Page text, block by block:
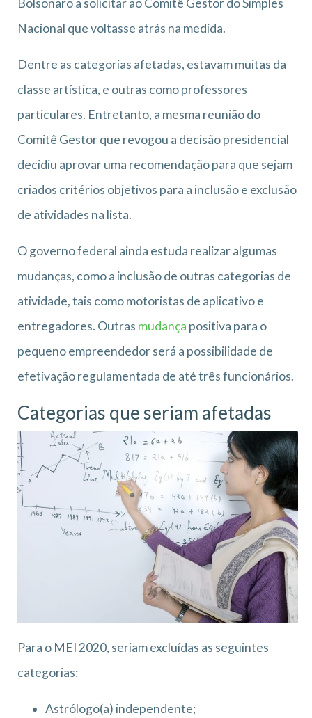
Bolsonaro a solicitar ao Comitê Gestor do Simples
Nacional que voltasse atrás na medida.
Dentre as categorias afetadas, estavam muitas da
classe artística, e outras como professores
particulares. Entretanto, a mesma reunião do
Comitê Gestor que revogou a decisão presidencial
decidiu aprovar uma recomendação para que sejam
criados critérios objetivos para a inclusão e exclusão
de atividades na lista.
O governo federal ainda estuda realizar algumas
mudanças, como a inclusão de outras categorias de
atividade, tais como motoristas de aplicativo e
entregadores. Outras mudança positiva para o
pequeno empreendedor será a possibilidade de
efetivação regulamentada de até três funcionários.
Categorias que seriam afetadas
Para o MEI 2020, seriam excluídas as seguintes
categorias:
Astrólogo(a) independente;